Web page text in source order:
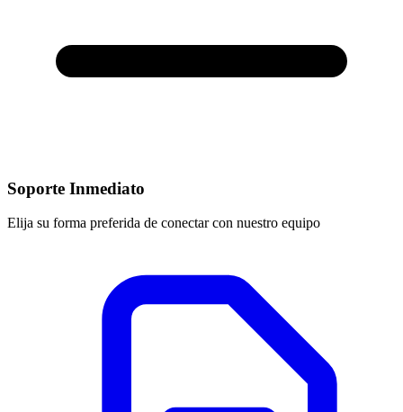
Soporte Inmediato
Elija su forma preferida de conectar con nuestro equipo